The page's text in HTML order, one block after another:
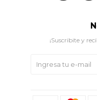
¡Suscribite y